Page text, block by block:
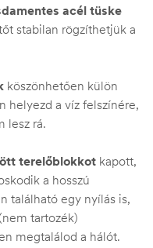
acél tüske
stabilan rögzíthetjük a
köszönhetően külön
helyezd a víz felszínére,
lesz rá.
terelőblokkot kapott,
a hosszú
található egy nyílás is,
tartozék)
megtalálod a hálót.